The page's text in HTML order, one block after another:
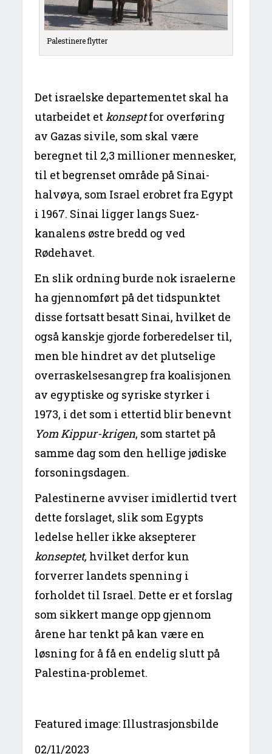
Palestinere flytter
Det israelske departementet skal ha
utarbeidet et konseptfor overføring
av Gazas sivile, som skal være
beregnet til 2,3 millioner mennesker,
til et begrenset område på Sinai-
halvøya, som Israel erobret fra Egypt
i 1967. Sinai ligger langs Suez-
kanalens østre bredd og ved
Rødehavet.
En slik ordning burde nok israelerne
ha gjennomført på det tidspunktet
disse fortsatt besatt Sinai, hvilket de
også kanskje gjorde forberedelser til,
men ble hindret av det plutselige
overraskelsesangrep fra koalisjonen
av egyptiske og syriske styrker i ​
1973, i det som i ettertid blir benevnt
Yom Kippur-krigen, som startet på
samme dag som den hellige jødiske
forsoningsdagen.
Palestinerne avviser imidlertid tvert
dette forslaget, slik som Egypts
ledelse heller ikke aksepterer
konseptet, hvilket derfor kun
forverrer landets spenning i
forholdet til Israel. Dette er et forslag
som sikkert mange opp gjennom
årene har tenkt på kan være en
løsning for å få en endelig slutt på
Palestina-problemet.
Featured image: Illustrasjonsbilde
02/11/2023